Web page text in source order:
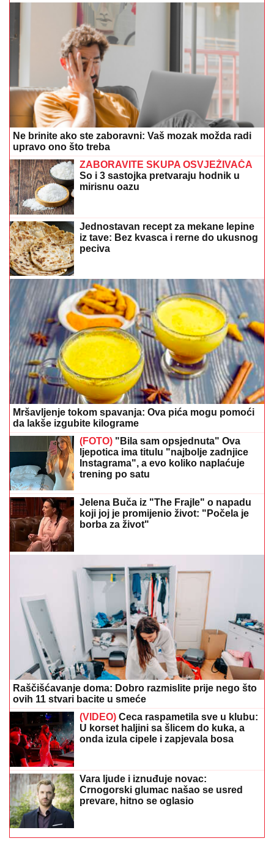
Ne brinite ako ste zaboravni: Vaš mozak možda radi
upravo ono što treba
ZABORAVITE SKUPA OSVJEŽIVAČA
So i 3 sastojka pretvaraju hodnik u
mirisnu oazu
Jednostavan recept za mekane lepine
iz tave: Bez kvasca i rerne do ukusnog
peciva
Mršavljenje tokom spavanja: Ova pića mogu pomoći
da lakše izgubite kilograme
(FOTO) "Bila sam opsjednuta" Ova
ljepotica ima titulu "najbolje zadnjice
Instagrama", a evo koliko naplaćuje
trening po satu
Jelena Buča iz "The Frajle" o napadu
koji joj je promijenio život: "Počela je
borba za život"
Raščišćavanje doma: Dobro razmislite prije nego što
ovih 11 stvari bacite u smeće
(VIDEO) Ceca raspametila sve u klubu:
U korset haljini sa šlicem do kuka, a
onda izula cipele i zapjevala bosa
Vara ljude i iznuđuje novac:
Crnogorski glumac našao se usred
prevare, hitno se oglasio